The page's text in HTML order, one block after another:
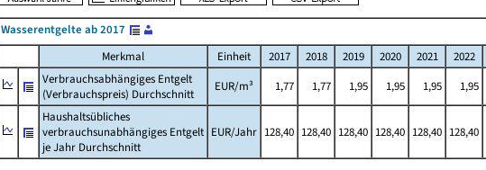
Wasserentgelte ab 2017
Merkmal
Einheit 2017 2018 2019 2020 2021 2022
Verbrauchsabhängiges Entgelt
(Verbrauchspreis) Durchschnitt
EUR/m³ 1,77 1,77 1,95 1,95 1,95 1,95
Haushaltsübliches
verbrauchsunabhängiges Entgelt
je Jahr Durchschnitt
EUR/Jahr 128,40 128,40 128,40 128,40 128,40 128,40